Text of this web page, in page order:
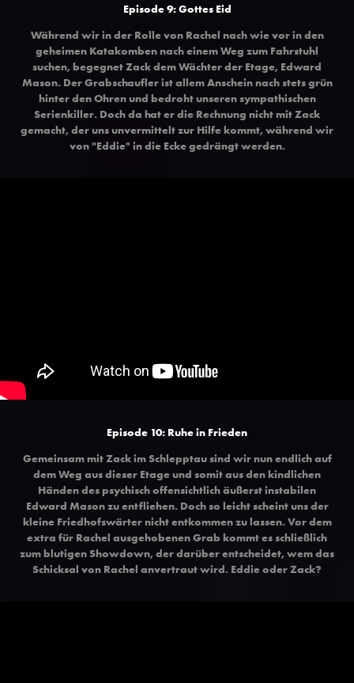
Episode 9: Gottes Eid
Während wir in der Rolle von Rachel nach wie vor in den
geheimen Katakomben nach einem Weg zum Fahrstuhl
suchen, begegnet Zack dem Wächter der Etage, Edward
Mason. Der Grabschaufler ist allem Anschein nach stets grün
hinter den Ohren und bedroht unseren sympathischen
Serienkiller. Doch da hat er die Rechnung nicht mit Zack
gemacht, der uns unvermittelt zur Hilfe kommt, während wir
von "Eddie" in die Ecke gedrängt werden.
Episode 10: Ruhe in Frieden
Gemeinsam mit Zack im Schlepptau sind wir nun endlich auf
dem Weg aus dieser Etage und somit aus den kindlichen
Händen des psychisch offensichtlich äußerst instabilen
Edward Mason zu entfliehen. Doch so leicht scheint uns der
kleine Friedhofswärter nicht entkommen zu lassen. Vor dem
extra für Rachel ausgehobenen Grab kommt es schließlich
zum blutigen Showdown, der darüber entscheidet, wem das
Schicksal von Rachel anvertraut wird. Eddie oder Zack?